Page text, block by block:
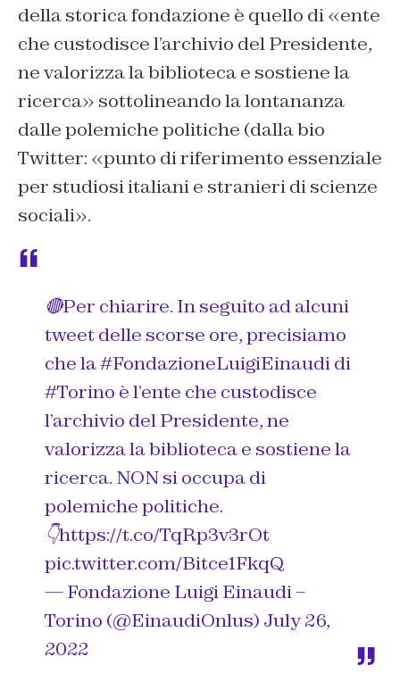
della storica fondazione è quello di «ente
che custodisce l’archivio del Presidente,
ne valorizza la biblioteca e sostiene la
ricerca» sottolineando la lontananza
dalle polemiche politiche (dalla bio
Twitter: «punto di riferimento essenziale
per studiosi italiani e stranieri di scienze
sociali».
🔴Per chiarire. In seguito ad alcuni
tweet delle scorse ore, precisiamo
che la#FondazioneLuigiEinaudidi
#Torino è l’ente che custodisce
l’archivio del Presidente, ne
valorizza la biblioteca e sostiene la
ricerca. NON si occupa di
polemiche politiche.
👇https://t.co/TqRp3v3rOt
pic.twitter.com/Bitce1FkqQ
— Fondazione Luigi Einaudi –
Torino (@EinaudiOnlus) July 26,
2022